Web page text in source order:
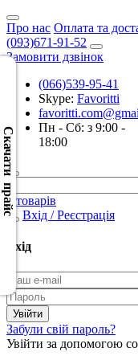
Про нас Оплата та
(093)671-91-52
Замовити дзвінок
(066)539-95-41
Skype: Favoritti
Пн - Сб: з 9:00 -
18:00
0 товарів
Вхід / Реєстрація
Вхід
Забули свій пароль?
Увійти за допомогою
Скачати прайс
Скачать
XML
(Розн.)
Скачать
XML
(Опт)
Скачать
(Розн.)
Скачать
CSV
(Опт)